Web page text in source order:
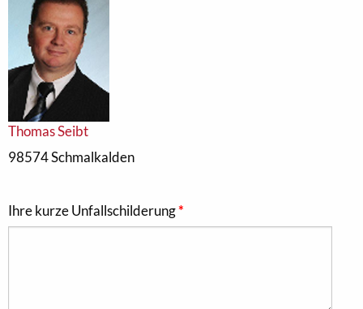
Thomas Seibt
98574 Schmalkalden
Ihre kurze Unfallschilderung